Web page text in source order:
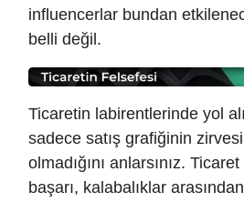
influencerlar bundan
belli değil.
Ticaretin labirentlerinde yol
sadece satış grafiğinin
olmadığını anlarsınız.
başarı, kalabalıklar